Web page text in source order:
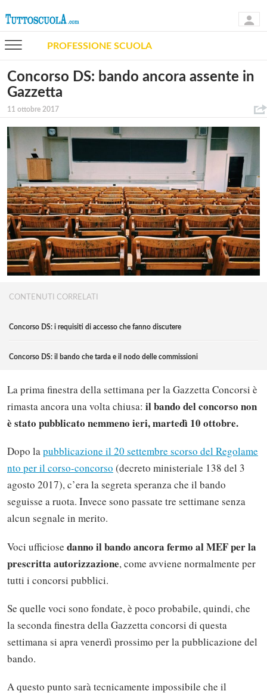
PROFESSIONE SCUOLA
Concorso DS: bando ancora assente in
Gazzetta
11 ottobre 2017
CONTENUTI CORRELATI
Concorso DS: i requisiti di accesso che fanno discutere
Concorso DS: il bando che tarda e il nodo delle commissioni
La prima finestra della settimana per la Gazzetta Concorsi è
rimasta ancora una volta chiusa: il bando del concorso non
è stato pubblicato nemmeno ieri, martedì 10 ottobre.
Dopo lapubblicazione il 20 settembre scorso del Regolame
nto per il corso-concorso (decreto ministeriale 138 del 3
agosto 2017), c’era la segreta speranza che il bando
seguisse a ruota. Invece sono passate tre settimane senza
alcun segnale in merito.
Voci ufficiose danno il bando ancora fermo al MEF per la
prescritta autorizzazione, come avviene normalmente per
tutti i concorsi pubblici.
Se quelle voci sono fondate, è poco probabile, quindi, che
la seconda finestra della Gazzetta concorsi di questa
settimana si apra venerdì prossimo per la pubblicazione del
bando.
A questo punto sarà tecnicamente impossibile che il